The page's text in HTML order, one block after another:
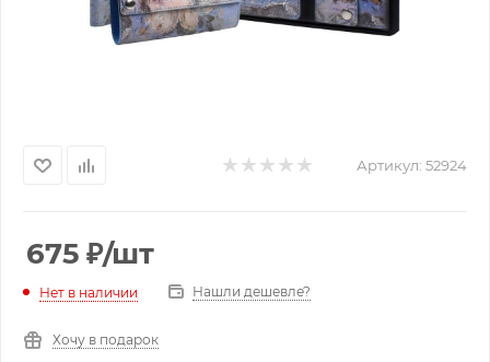
Артикул: 52924
675 ₽/шт
Нет в наличии Нашли дешевле?
Хочу в подарок